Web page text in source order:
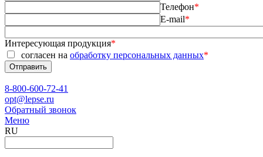
Телефон*
E-mail*
Интересующая продукция*
согласен на обработку персональных данных*
8-800-600-72-41
opt@lepse.ru
Обратный звонок
Меню
RU